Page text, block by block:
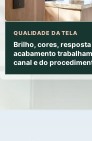
QUALIDADE DA TELA
Brilho, cores,
acabamento
canal e do